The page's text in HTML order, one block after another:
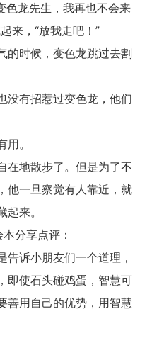
龙先生，我再也不会来
来，“放我走吧！”
时候，变色龙跳过去割
有招惹过变色龙，他们
。
地散步了。但是为了不
他一旦察觉有人靠近，就
来。
分享点评：
诉小朋友们一个道理，
即使石头碰鸡蛋，智慧可
善用自己的优势，用智慧